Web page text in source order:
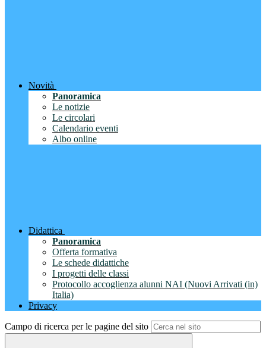
Novità
Panoramica
Le notizie
Le circolari
Calendario eventi
Albo online
Didattica
Panoramica
Offerta formativa
Le schede didattiche
I progetti delle classi
Protocollo accoglienza alunni NAI (Nuovi Arrivati (in)
Italia)
Privacy
Campo di ricerca per le pagine del sito